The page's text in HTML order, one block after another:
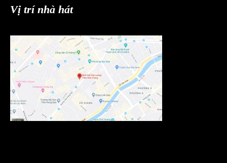
Vị trí nhà hát